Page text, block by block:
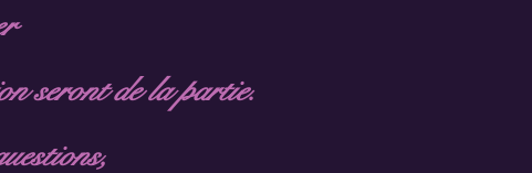
seront de la partie.